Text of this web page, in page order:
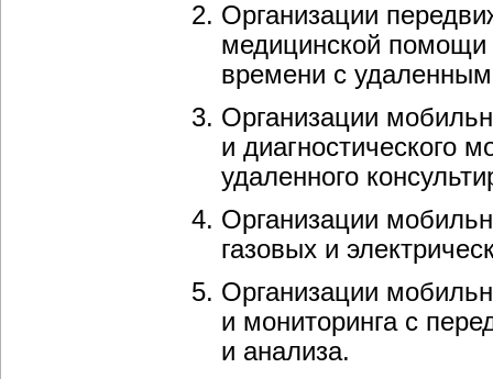
Организации
медицинской помощи
времени с
Организации
и диагностического
удаленного
Организации
газовых и
Организации
и мониторинга с
и анализа.